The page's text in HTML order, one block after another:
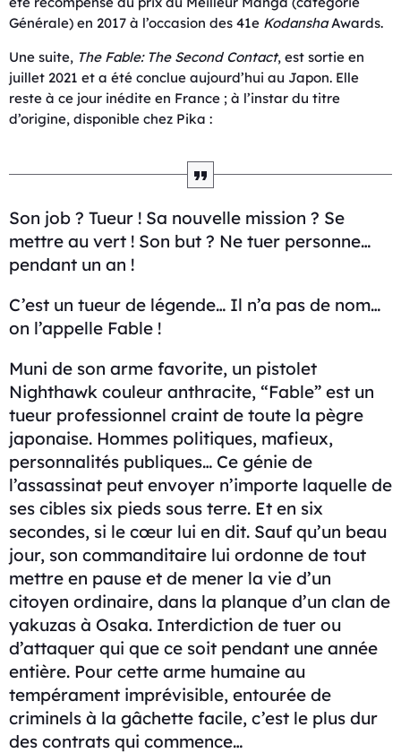
Générale) en 2017 à l’occasion des 41e KodanshaAwards.
Une suite, The Fable: The Second Contact, est sortie en
juillet 2021 et a été conclue aujourd’hui au Japon. Elle
reste à ce jour inédite en France ; à l’instar du titre
d’origine, disponible chez Pika :
Son job ? Tueur ! Sa nouvelle mission ? Se
mettre au vert ! Son but ? Ne tuer personne…
pendant un an !
C’est un tueur de légende… Il n’a pas de nom…
on l’appelle Fable !
Muni de son arme favorite, un pistolet
Nighthawk couleur anthracite, “Fable” est un
tueur professionnel craint de toute la pègre
japonaise. Hommes politiques, mafieux,
personnalités publiques… Ce génie de
l’assassinat peut envoyer n’importe laquelle de
ses cibles six pieds sous terre. Et en six
secondes, si le cœur lui en dit. Sauf qu’un beau
jour, son commanditaire lui ordonne de tout
mettre en pause et de mener la vie d’un
citoyen ordinaire, dans la planque d’un clan de
yakuzas à Osaka. Interdiction de tuer ou
d’attaquer qui que ce soit pendant une année
entière. Pour cette arme humaine au
tempérament imprévisible, entourée de
criminels à la gâchette facile, c’est le plus dur
des contrats qui commence…